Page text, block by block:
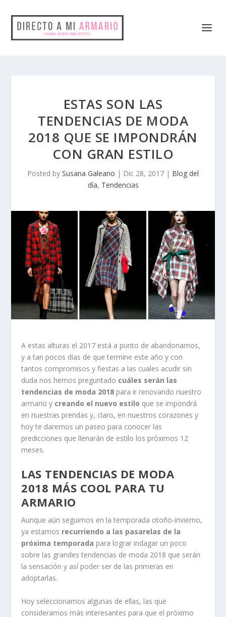
ESTAS SON LAS
TENDENCIAS DE MODA
2018 QUE SE IMPONDRÁN
CON GRAN ESTILO
Posted by Susana Galeano | Dic 28, 2017 | Blog del
día, Tendencias
A estas alturas el 2017 está a punto de abandonarnos,
y a tan pocos días de que termine este año y con
tantos compromisos y fiestas a las cuales acudir sin
duda nos hemos preguntado cuáles serán las
tendencias de moda 2018 para ir renovando nuestro
armario y creando el nuevo estilo que se impondrá
en nuestras prendas y, claro, en nuestros corazones y
hoy te daremos un paseo para conocer las
predicciones que llenarán de estilo los próximos 12
meses.
LAS TENDENCIAS DE MODA
2018 MÁS COOL PARA TU
ARMARIO
Aunque aún seguimos en la temporada otoño-invierno,
ya estamos recurriendo a las pasarelas de la
próxima temporada para lograr indagar un poco
sobre las grandes tendencias de moda 2018 que serán
la sensación y así poder ser de las primeras en
adoptarlas.
Hoy seleccionamos algunas de ellas, las que
consideramos más interesantes para que el próximo